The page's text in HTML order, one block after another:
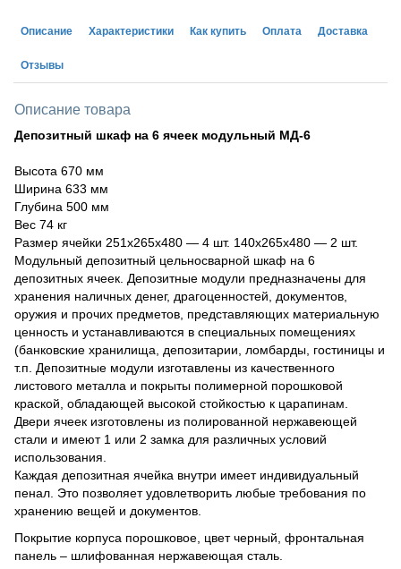
Описание Характеристики Как купить Оплата Доставка
Отзывы
Описание товара
Депозитный шкаф на 6 ячеек модульный МД-6
Высота 670 мм
Ширина 633 мм
Глубина 500 мм
Вес 74 кг
Размер ячейки 251х265х480 — 4 шт. 140х265х480 — 2 шт.
Модульный депозитный цельносварной шкаф на 6
депозитных ячеек. Депозитные модули предназначены для
хранения наличных денег, драгоценностей, документов,
оружия и прочих предметов, представляющих материальную
ценность и устанавливаются в специальных помещениях
(банковские хранилища, депозитарии, ломбарды, гостиницы и
т.п. Депозитные модули изготавлены из качественного
листового металла и покрыты полимерной порошковой
краской, обладающей высокой стойкостью к царапинам.
Двери ячеек изготовлены из полированной нержавеющей
стали и имеют 1 или 2 замка для различных условий
использования.
Каждая депозитная ячейка внутри имеет индивидуальный
пенал. Это позволяет удовлетворить любые требования по
хранению вещей и документов.
Покрытие корпуса порошковое, цвет черный, фронтальная
панель – шлифованная нержавеющая сталь.